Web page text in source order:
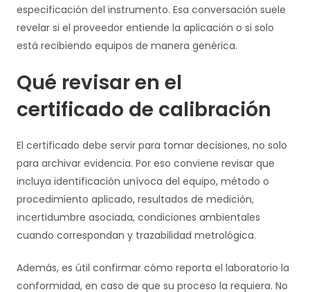
especificación del instrumento. Esa conversación suele
revelar si el proveedor entiende la aplicación o si solo
está recibiendo equipos de manera genérica.
Qué revisar en el
certificado de calibración
El certificado debe servir para tomar decisiones, no solo
para archivar evidencia. Por eso conviene revisar que
incluya identificación unívoca del equipo, método o
procedimiento aplicado, resultados de medición,
incertidumbre asociada, condiciones ambientales
cuando correspondan y trazabilidad metrológica.
Además, es útil confirmar cómo reporta el laboratorio la
conformidad, en caso de que su proceso la requiera. No